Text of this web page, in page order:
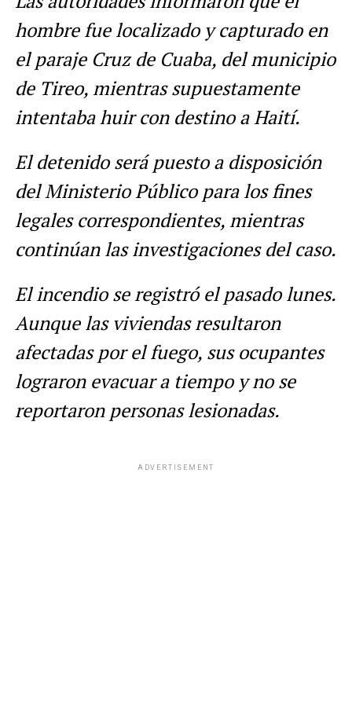
hombre fue localizado y capturado en
el paraje Cruz de Cuaba, del municipio
de Tireo, mientras supuestamente
intentaba huir con destino a Haití.
El detenido será puesto a disposición
del Ministerio Público para los fines
legales correspondientes, mientras
continúan las investigaciones del caso.
El incendio se registró el pasado lunes.
Aunque las viviendas resultaron
afectadas por el fuego, sus ocupantes
lograron evacuar a tiempo y no se
reportaron personas lesionadas.
ADVERTISEMENT